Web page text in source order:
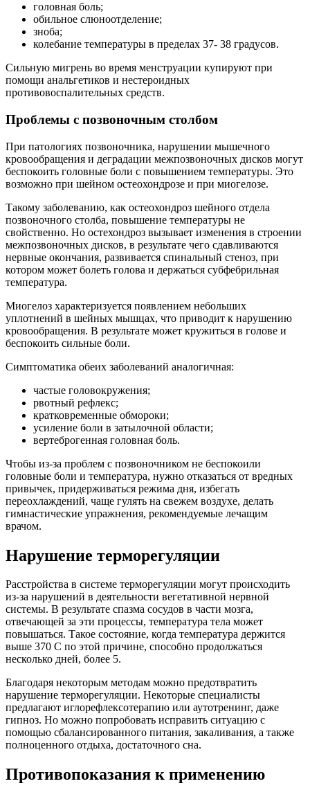
головная боль;
обильное слюноотделение;
зноба;
колебание температуры в пределах 37- 38 градусов.
Сильную мигрень во время менструации купируют при
помощи анальгетиков и нестероидных
противовоспалительных средств.
Проблемы с позвоночным столбом
При патологиях позвоночника, нарушении мышечного
кровообращения и деградации межпозвоночных дисков могут
беспокоить головные боли с повышением температуры. Это
возможно при шейном остеохондрозе и при миогелозе.
Такому заболеванию, как остеохондроз шейного отдела
позвоночного столба, повышение температуры не
свойственно. Но остехондроз вызывает изменения в строении
межпозвоночных дисков, в результате чего сдавливаются
нервные окончания, развивается спинальный стеноз, при
котором может болеть голова и держаться субфебрильная
температура.
Миогелоз характеризуется появлением небольших
уплотнений в шейных мышцах, что приводит к нарушению
кровообращения. В результате может кружиться в голове и
беспокоить сильные боли.
Симптоматика обеих заболеваний аналогичная:
частые головокружения;
рвотный рефлекс;
кратковременные обмороки;
усиление боли в затылочной области;
вертеброгенная головная боль.
Чтобы из-за проблем с позвоночником не беспокоили
головные боли и температура, нужно отказаться от вредных
привычек, придерживаться режима дня, избегать
переохлаждений, чаще гулять на свежем воздухе, делать
гимнастические упражнения, рекомендуемые лечащим
врачом.
Нарушение терморегуляции
Расстройства в системе терморегуляции могут происходить
из-за нарушений в деятельности вегетативной нервной
системы. В результате спазма сосудов в части мозга,
отвечающей за эти процессы, температура тела может
повышаться. Такое состояние, когда температура держится
выше 370 С по этой причине, способно продолжаться
несколько дней, более 5.
Благодаря некоторым методам можно предотвратить
нарушение терморегуляции. Некоторые специалисты
предлагают иглорефлексотерапию или аутотренинг, даже
гипноз. Но можно попробовать исправить ситуацию с
помощью сбалансированного питания, закаливания, а также
полноценного отдыха, достаточного сна.
Противопоказания к применению